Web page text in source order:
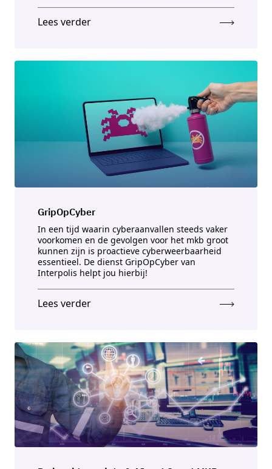
Lees verder
GripOpCyber
In een tijd waarin cyberaanvallen steeds vaker
voorkomen en de gevolgen voor het mkb groot
kunnen zijn is proactieve cyberweerbaarheid
essentieel. De dienst GripOpCyber van
Interpolis helpt jou hierbij!
Lees verder